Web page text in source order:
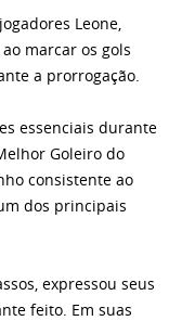
Leone,
marcar os gols
a prorrogação.
essenciais durante
Goleiro do
consistente ao
dos principais
expressou seus
feito. Em suas